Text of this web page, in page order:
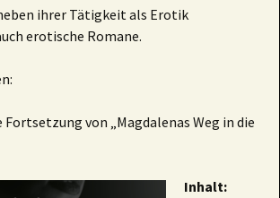
ihrer Tätigkeit als Erotik
erotische Romane.
von „Magdalenas Weg in die
Inhalt: